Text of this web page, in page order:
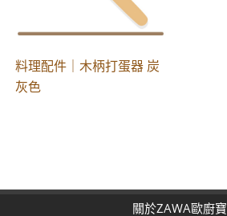
料理配件｜木柄打蛋器 炭
灰色
關於ZAWA歐廚寶